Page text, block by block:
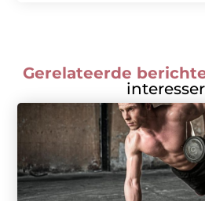
Gerelateerde